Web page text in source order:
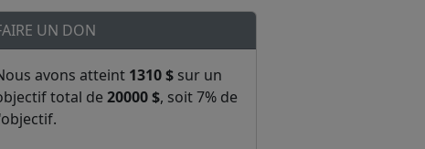
UN DON
avons atteint 1310 $ sur un
total de 20000 $, soit 7% de